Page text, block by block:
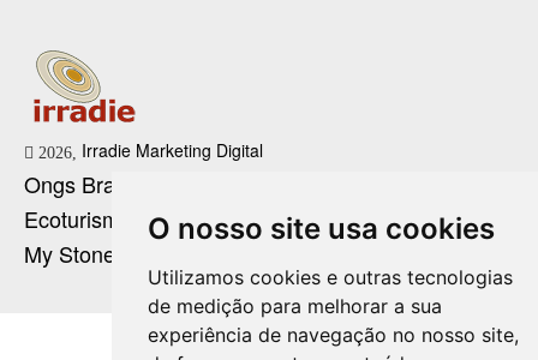
O nosso site usa cookies
Utilizamos cookies e outras tecnologias
de medição para melhorar a sua
experiência de navegação no nosso site,
2026, Irradie Marketing Digital
Ongs Brasil
Ecoturismo no Brasil
My Stone Cristaloterapia